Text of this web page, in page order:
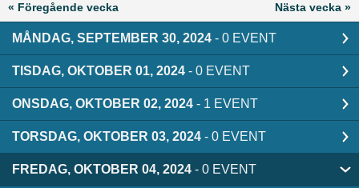
« Föregående vecka Nästa vecka »
MÅNDAG, SEPTEMBER 30, 2024 - 0 EVENT
TISDAG, OKTOBER 01, 2024 - 0 EVENT
ONSDAG, OKTOBER 02, 2024 - 1 EVENT
TORSDAG, OKTOBER 03, 2024 - 0 EVENT
FREDAG, OKTOBER 04, 2024 - 0 EVENT